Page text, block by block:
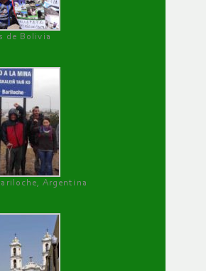
de Bolivia
Argentina